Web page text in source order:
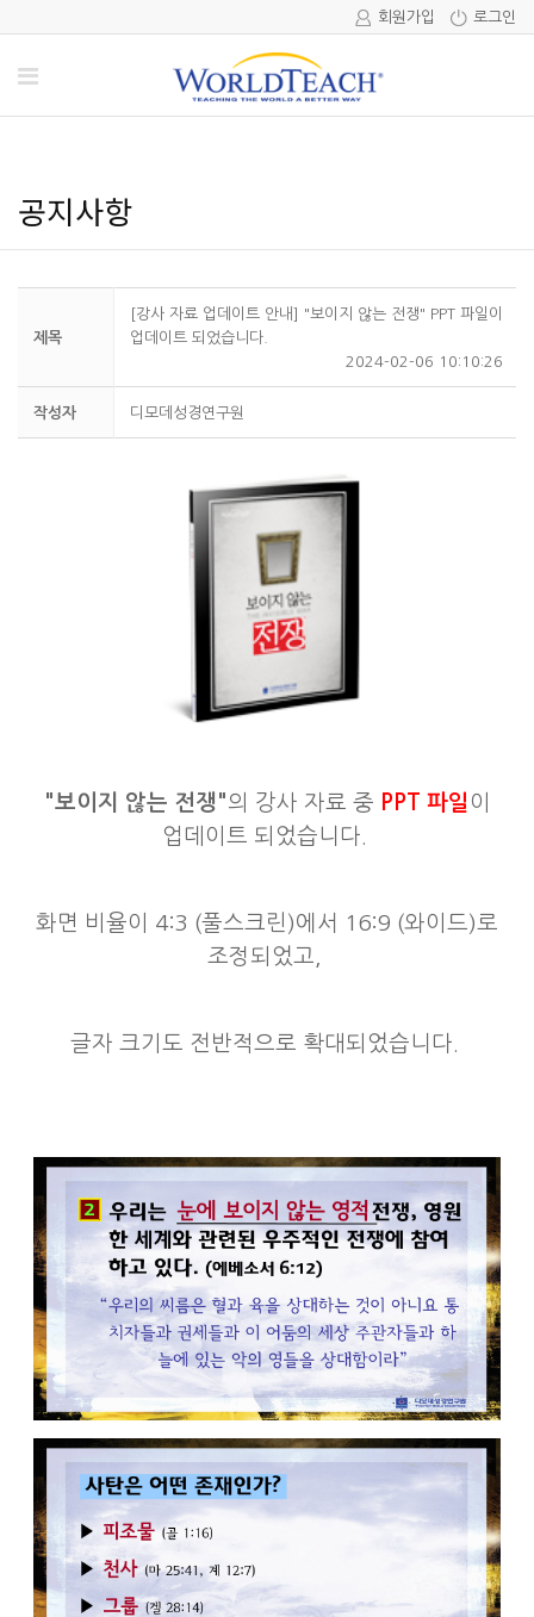
로그인
회원가입
공지사항
제목
[강사 자료 업데이트 안내] "보이지 않는 전쟁" PPT 파일이
업데이트 되었습니다.
2024-02-06 10:10:26
작성자 디모데성경연구원
"보이지 않는 전쟁"의 강사 자료 중 PPT 파일 이
업데이트 되었습니다.
화면 비율이 4:3 (풀스크린)에서 16:9 (와이드)로
조정되었고,
글자 크기도 전반적으로 확대되었습니다.